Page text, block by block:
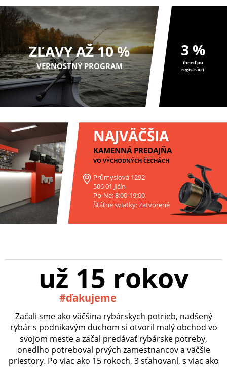
ZĽAVY AŽ 10 %
VERNOSTNÝ PROGRAM
3 %
ihneď po
registrácii
NAJVÄČŠIA
KAMENNÁ PREDAJŇA
VO VÝCHODNÝCH ČECHÁCH
Průmyslová 1292
506 01 Jičín
Po-Ne: 8:00-19:00
Štátne sviatky: Zatvorené
už 15 rokov
#ďakujeme
Začali sme ako väčšina rybárskych potrieb, nadšený
rybár s podnikavým duchom si otvoril malý obchod vo
svojom meste a začal predávať rybárske potreby,
onedlho potreboval prvých zamestnancov a väčšie
priestory. Po viac ako 15 rokoch, 3 sťahovaní, s viac ako